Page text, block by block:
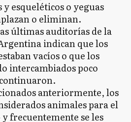
esqueléticos o yeguas
o eliminan.
últimas auditorías de la
indican que los
vacíos o que los
intercambiados poco
anteriormente, los
animales para el
frecuentemente se les